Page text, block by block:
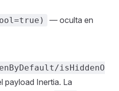
— oculta en
isHiddenO
payload Inertia. La